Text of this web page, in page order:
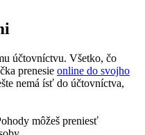
účtovníctvu. Všetko, čo
prenesie online do svojho
nemá ísť do účtovníctva,
môžeš preniesť